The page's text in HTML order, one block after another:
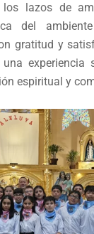
los lazos de
del
gratitud y
experiencia
espiritual y